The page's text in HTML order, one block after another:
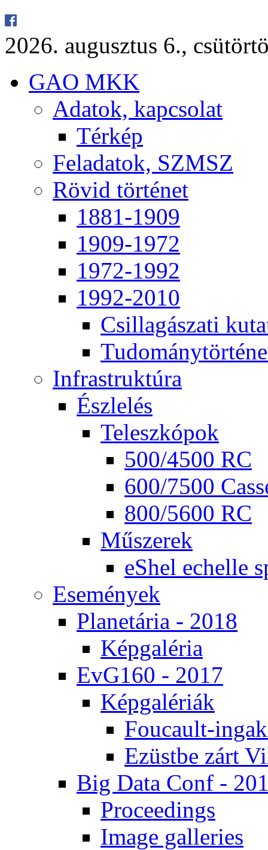
2026. au­gusz­tus 6.,
GAO MKK
Ada­tok, kap­cso­lat
Tér­kép
Fel­ada­tok, SZMSZ
Rö­vid tör­té­net
1881-1909
1909-1972
1972-1992
1992-2010
Csil­la­gá­sza­ti
Inf­ra­struk­tú­ra
Ész­le­lés
Te­lesz­kó­pok
500/4500 RC
600/7500
800/5600 RC
Mű­sze­rek
eS­hel echel­le
Ese­mé­nyek
Pla­ne­tá­ria - 2018
Kép­ga­lé­ria
EvG160 - 2017
Kép­ga­lé­ri­ák
Fo­u­ca­ult-
Ezüst­be zárt
Big Da­ta Conf -
Pro­ce­e­dings
Image gal­le­ri­es